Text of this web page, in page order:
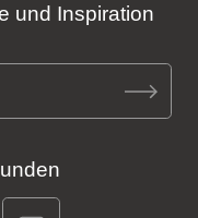
und Inspiration